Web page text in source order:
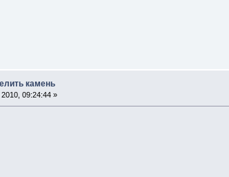
камень
09:24:44 »